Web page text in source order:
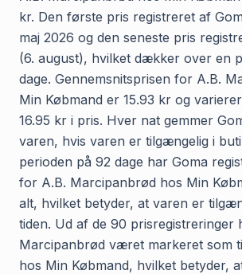
kr. Den første pris registreret af
maj 2026 og den seneste pris
(6. august), hvilket dækker over en
dage. Gennemsnitsprisen for A.B.
Min Købmand er 15.93 kr og
16.95 kr i pris. Hver nat gemmer
varen, hvis varen er tilgængelig i
perioden på 92 dage har Goma
for A.B. Marcipanbrød hos Min
alt, hvilket betyder, at varen er
tiden. Ud af de 90 prisregistreringer
Marcipanbrød været markeret som
hos Min Købmand, hvilket betyder,